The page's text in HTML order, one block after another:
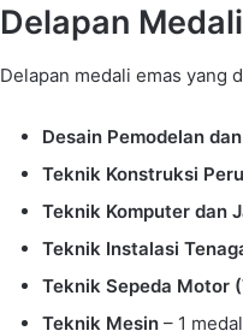
Delapan
Delapan medali emas yang
Desain Pemodelan
Teknik Konstruksi
Teknik Komputer dan
Teknik Instalasi
Teknik Sepeda Motor
Teknik Mesin – 1